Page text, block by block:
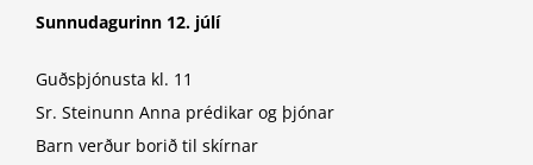
Sunnudagurinn 12. júlí
Guðsþjónusta kl. 11
Sr. Steinunn Anna prédikar og þjónar
Barn verður borið til skírnar